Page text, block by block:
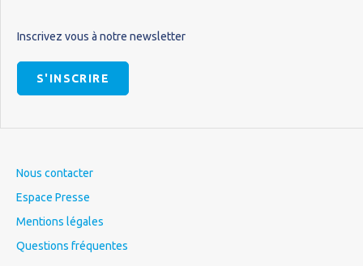
Inscrivez vous à notre newsletter
S'INSCRIRE
Nous contacter
Espace Presse
Mentions légales
Questions fréquentes